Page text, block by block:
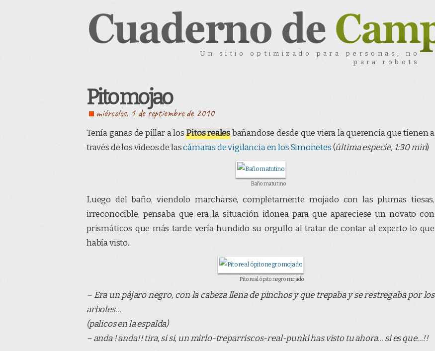
Un sitio optimizado para personas, no
para robots
Pito mojao
miércoles, 1 de septiembre de 2010
Tenía ganas de pillar a losPitos realesbañandose desde que viera la querencia que tienen a
través de los vídeos de lascámaras de vigilancia en los Simonetes(última especie, 1:30 min)
Baño matutino
Luego del baño, viendolo marcharse, completamente mojado con las plumas tiesas,
irreconocible, pensaba que era la situación idonea para que apareciese un novato con
prismáticos que más tarde vería hundido su orgullo al tratar de contar al experto lo que
había visto.
Pito real ó pito negro mojado
– Era un pájaro negro, con la cabeza llena de pinchos y que trepaba y se restregaba por los
arboles…
(palicos en la espalda)
– anda ! anda!! tira, si si, un mirlo-treparriscos-real-punki has visto tu ahora… si es que…!!